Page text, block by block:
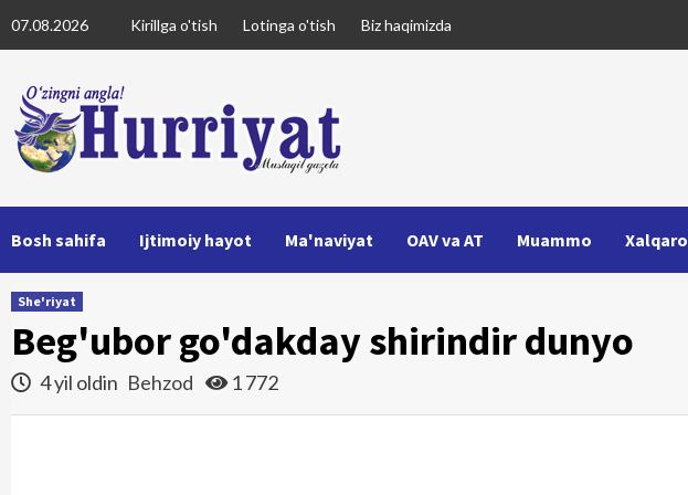
to
07.08.2026 Kirillga o'tish Lotinga o'tish Biz haqimizda
Bosh sahifa Ijtimoiy hayot Ma'naviyat OAV va AT Muammo Xalqaro
She'riyat
Beg'ubor go'dakday shirindir dunyo
4 yil oldin Behzod 1 772